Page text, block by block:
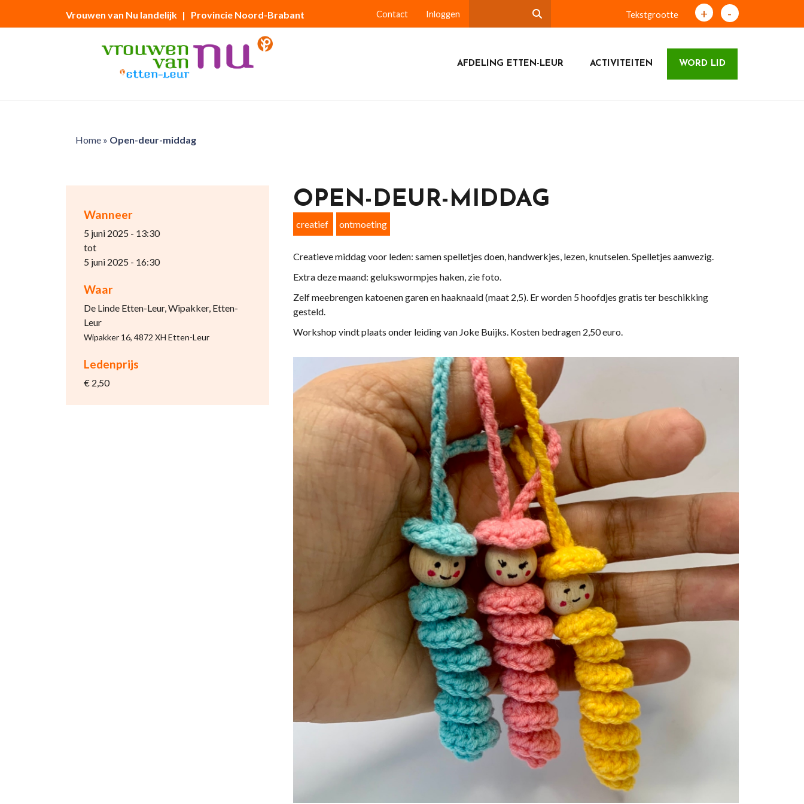
Vrouwen van Nu landelijk | Provincie Noord-Brabant Contact Inloggen Tekstgrootte + -
AFDELING ETTEN-LEUR ACTIVITEITEN WORD LID
Home» Open-deur-middag
Wanneer
5 juni 2025 - 13:30
tot
5 juni 2025 - 16:30
Waar
De Linde Etten-Leur, Wipakker, Etten-
Leur
Wipakker 16, 4872 XH Etten-Leur
Ledenprijs
€ 2,50
OPEN-DEUR-MIDDAG
creatief ontmoeting
Creatieve middag voor leden: samen spelletjes doen, handwerkjes, lezen, knutselen. Spelletjes aanwezig.
Extra deze maand: gelukswormpjes haken, zie foto.
Zelf meebrengen katoenen garen en haaknaald (maat 2,5). Er worden 5 hoofdjes gratis ter beschikking
gesteld.
Workshop vindt plaats onder leiding van Joke Buijks. Kosten bedragen 2,50 euro.